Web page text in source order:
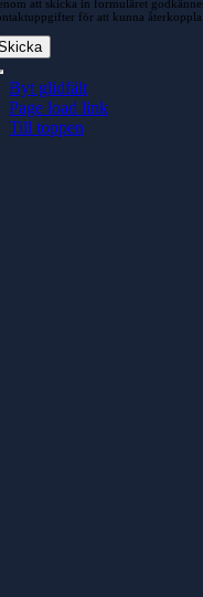
att skicka in formuläret
för att kunna
Byt glidfält
Page load link
Till toppen